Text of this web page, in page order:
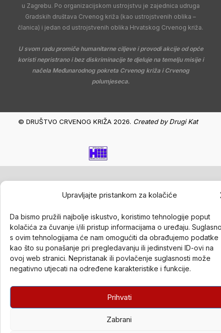
Upravljajte pristankom za kolačiće
Da bismo pružili najbolje iskustvo, koristimo tehnologije poput
kolačića za čuvanje i/ili pristup informacijama o uređaju.
s ovim tehnologijama će nam omogućiti da obrađujemo podatke
kao što su ponašanje pri pregledavanju ili jedinstveni ID-ovi na
ovoj web stranici. Nepristanak ili povlačenje suglasnosti može
negativno utjecati na određene karakteristike i funkcije.
Prihvati
Zabrani
u Zagrebu. Po organizacijskom ustrojstvu je zajednica udruga
Gradskih društava Crvenog križa (kao ustrojstvenih oblika –
članica) i jedan od ustrojstvenih oblika Hrvatskog Crvenog križa.
U svom radu promiče humanitarne ciljeve i provodi akcije od opće
koristi nepristrano i bez diskriminacije te djeluje na temelju misije i
načela Međunarodnog pokreta Crvenog križa i Crvenog
polumjeseca.
© DRUŠTVO CRVENOG KRIŽA 2026. Created byDrugi Kat